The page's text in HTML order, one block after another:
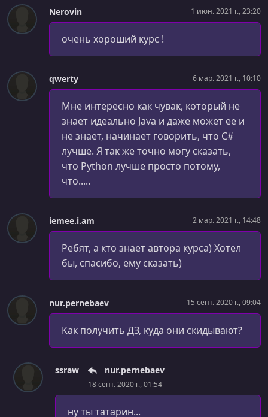
УРОК 72. 00:18:36
Полиморфизм
00:09:39
УРОК 74. 00:24:09
Интерфейсы
Методы-расширения (extension methods)
Отношение "is a" при наследовании. Проблема
УРОК 77.
Перечисления
00:19:05
Пишем Stack основанный на object
Делаем Stack обобщённым
УРОК 80. 00:22:33
foreach и IEnumerable
УРОК 81.
Ленивое вычисление и yield
Управление памятью и сборка мусора
Nerovin 1 июн. 2021 г., 23:20
очень хороший курс !
qwerty 6 мар. 2021 г., 10:10
Мне интересно как чувак, который не
знает идеально Java и даже может ее и
не знает, начинает говорить, что C#
лучше. Я так же точно могу сказать,
что Python лучше просто потому,
что.....
iemee.i.am 2 мар. 2021 г., 14:48
Ребят, а кто знает автора курса) Хотел
бы, спасибо, ему сказать)
nur.pernebaev 15 сент. 2020 г., 09:04
Как получить ДЗ, куда они скидывают?
ssraw nur.pernebaev
18 сент. 2020 г., 01:54
ну ты татарин...